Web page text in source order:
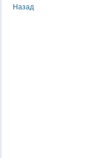
Назад